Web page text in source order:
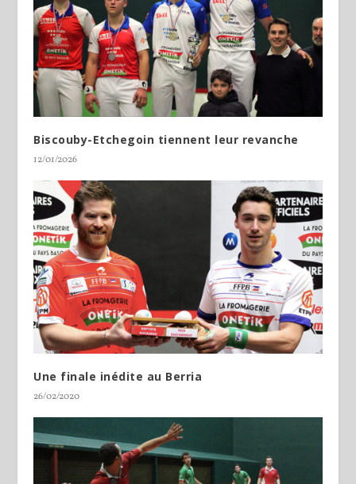
Biscouby-Etchegoin tiennent leur revanche
12/01/2026
Une finale inédite au Berria
26/02/2020